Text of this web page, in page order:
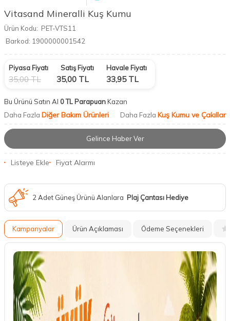
Vitasand Mineralli Kuş Kumu
Ürün Kodu: PET-VTS11
Barkod: 1900000001542
Piyasa Fiyatı
35,00TL
Satış Fiyatı
35,00 TL
Havale Fiyatı
33,95TL
Bu Ürünü Satın Al 0 TL ParapuanKazan
Daha Fazla Diğer Bakım Ürünleri Daha Fazla Kuş Kumu ve Çakıllar
Gelince Haber Ver
Listeye Ekle Fiyat Alarmı
2 Adet Güneş Ürünü Alanlara Plaj Çantası Hediye
Kampanyalar Ürün Açıklaması Ödeme Seçenekleri